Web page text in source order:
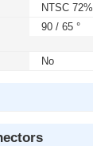
NTSC 72%
90 / 65 °
No